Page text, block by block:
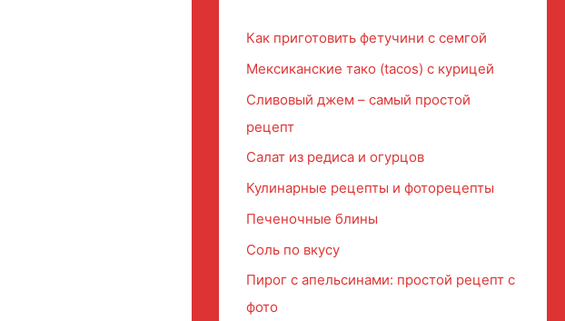
Как приготовить фетучини с семгой
Мексиканские тако (tacos) с курицей
Сливовый джем – самый простой
рецепт
Салат из редиса и огурцов
Кулинарные рецепты и фоторецепты
Печеночные блины
Соль по вкусу
Пирог с апельсинами: простой рецепт с
фото